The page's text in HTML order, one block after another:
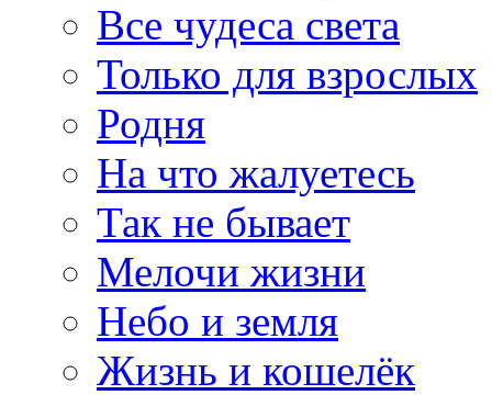
Все чудеса света
Только для взрослых
Родня
На что жалуетесь
Так не бывает
Мелочи жизни
Небо и земля
Жизнь и кошелёк